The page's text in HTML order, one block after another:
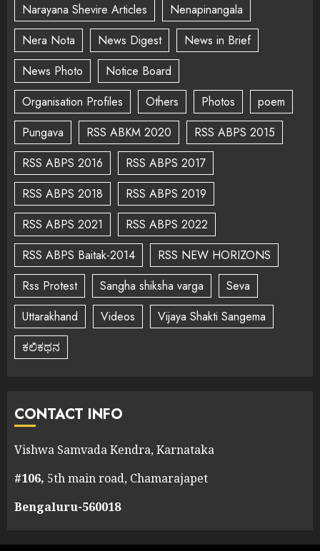
Narayana Shevire Articles
Nenapinangala
Nera Nota
News Digest
News in Brief
News Photo
Notice Board
Organisation Profiles
Others Photos
poem
Pungava
RSS ABKM 2020
RSS ABPS 2015
RSS ABPS 2016
RSS ABPS 2017
RSS ABPS 2018
RSS ABPS 2019
RSS ABPS 2021
RSS ABPS 2022
RSS ABPS Baitak-2014
RSS NEW HORIZONS
Rss Protest
Sangha shiksha varga
Seva
Uttarakhand
Videos
Vijaya Shakti Sangema
ಕಲಿಕಥನ
CONTACT INFO
Vishwa Samvada Kendra, Karnataka
#106, 5th main road, Chamarajapet
Bengaluru-560018